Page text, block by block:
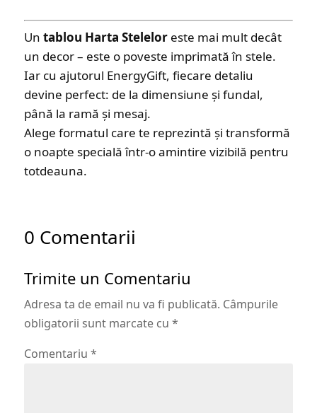
Un tablou Harta Steleloreste mai mult decât
un decor – este o poveste imprimată în stele.
Iar cu ajutorul EnergyGift, fiecare detaliu
devine perfect: de la dimensiune și fundal,
până la ramă și mesaj.
Alege formatul care te reprezintă și transformă
o noapte specială într-o amintire vizibilă pentru
totdeauna.
0 Comentarii
Trimite un Comentariu
Adresa ta de email nu va fi publicată. Câmpurile
obligatorii sunt marcate cu *
Comentariu *